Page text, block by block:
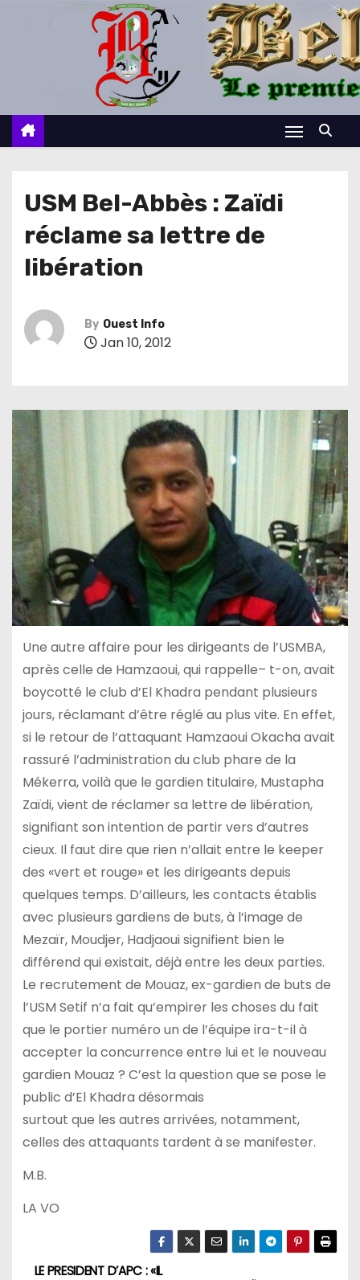
c
USM Bel-Abbès : Zaïdi
réclame sa lettre de
libération
By Ouest Info
Jan 10, 2012
Une autre affaire pour les dirigeants de l’USMBA,
après celle de Hamzaoui, qui rappelle– t-on, avait
boycotté le club d’El Khadra pendant plusieurs
jours, réclamant d’être réglé au plus vite. En effet,
si le retour de l’attaquant Hamzaoui Okacha avait
rassuré l’administration du club phare de la
Mékerra, voilà que le gardien titulaire, Mustapha
Zaïdi, vient de réclamer sa lettre de libération,
signifiant son intention de partir vers d’autres
cieux. Il faut dire que rien n’allait entre le keeper
des «vert et rouge» et les dirigeants depuis
quelques temps. D’ailleurs, les contacts établis
avec plusieurs gardiens de buts, à l’image de
Mezaïr, Moudjer, Hadjaoui signifient bien le
différend qui existait, déjà entre les deux parties.
Le recrutement de Mouaz, ex-gardien de buts de
l’USM Setif n’a fait qu’empirer les choses du fait
que le portier numéro un de l’équipe ira-t-il à
accepter la concurrence entre lui et le nouveau
gardien Mouaz ? C’est la question que se pose le
public d’El Khadra désormais
surtout que les autres arrivées, notamment,
celles des attaquants tardent à se manifester.
M.B.
LA VO
LE PRESIDENT D’APC : «IL